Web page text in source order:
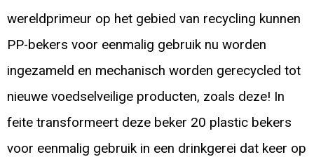
wereldprimeur op het gebied van recycling kunnen
PP-bekers voor eenmalig gebruik nu worden
ingezameld en mechanisch worden gerecycled tot
nieuwe voedselveilige producten, zoals deze! In
feite transformeert deze beker 20 plastic bekers
voor eenmalig gebruik in een drinkgerei dat keer op